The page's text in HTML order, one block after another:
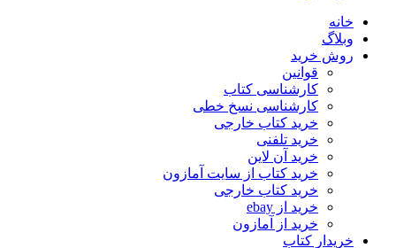
خانه
وبلاگ
روش خرید
قوانین
کارشناسی کتاب
کارشناسی نسخ خطی
خرید کتاب خارجی
خرید تلفنی
خرید آن لاین
خرید کتاب از سایت آمازون
خرید کتاب خارجی
خرید از ebay
خرید از آمازون
خریدار کتاب